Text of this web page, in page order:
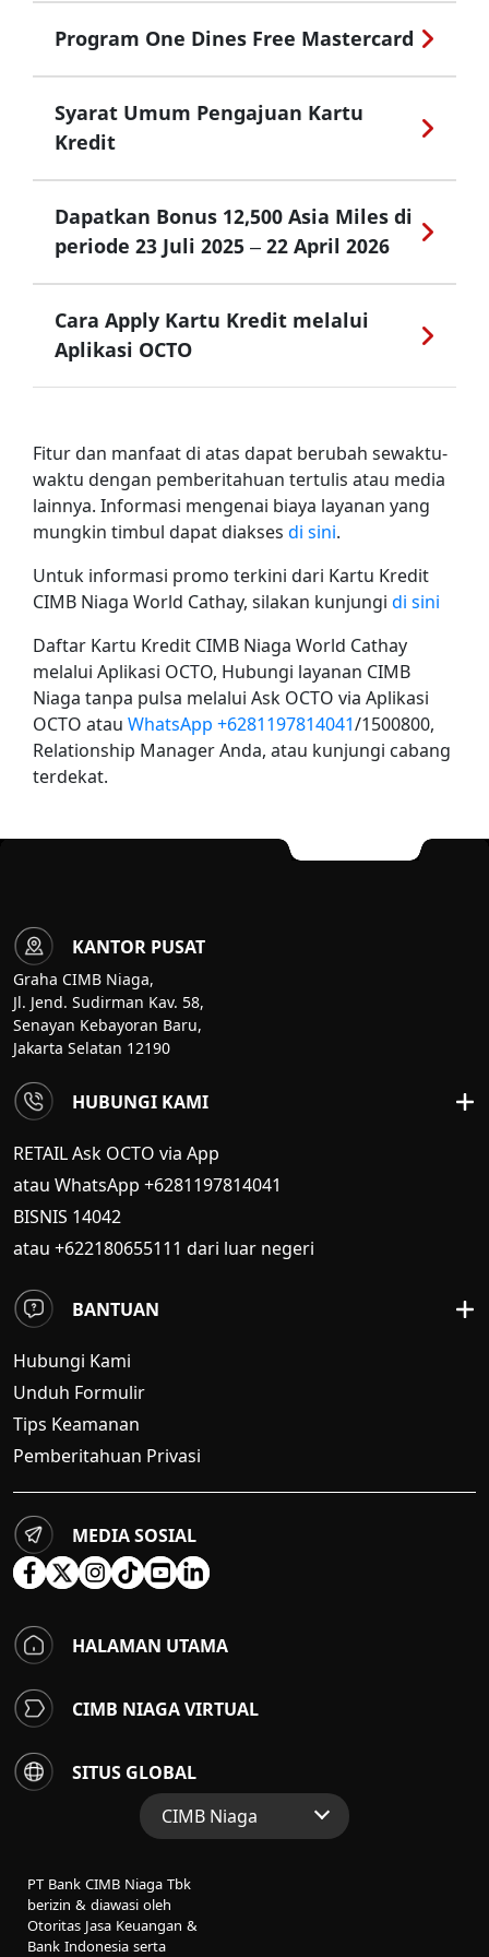
Program One Dines Free Mastercard
Syarat Umum Pengajuan Kartu
Kredit
Dapatkan Bonus 12,500 Asia Miles di
periode 23 Juli 2025 – 22 April 2026
Cara Apply Kartu Kredit melalui
Aplikasi OCTO
Fitur dan manfaat di atas dapat berubah sewaktu-
waktu dengan pemberitahuan tertulis atau media
lainnya. Informasi mengenai biaya layanan yang
mungkin timbul dapat diakses di sini.
Untuk informasi promo terkini dari Kartu Kredit
CIMB Niaga World Cathay, silakan kunjungi di sini
Daftar Kartu Kredit CIMB Niaga World Cathay
melalui Aplikasi OCTO, Hubungi layanan CIMB
Niaga tanpa pulsa melalui Ask OCTO via Aplikasi
OCTO atau WhatsApp +6281197814041/1500800,
Relationship Manager Anda, atau kunjungi cabang
terdekat.
KANTOR PUSAT
Graha CIMB Niaga,
Jl. Jend. Sudirman Kav. 58,
Senayan Kebayoran Baru,
Jakarta Selatan 12190
HUBUNGI KAMI
RETAIL Ask OCTO via App
atau WhatsApp +6281197814041
BISNIS 14042
atau +622180655111 dari luar negeri
BANTUAN
Hubungi Kami
Unduh Formulir
Tips Keamanan
Pemberitahuan Privasi
MEDIA SOSIAL
HALAMAN UTAMA
CIMB NIAGA VIRTUAL
SITUS GLOBAL
CIMB Niaga
Perbankan Konsumen
Perbankan Syariah
PT Bank CIMB Niaga Tbk
berizin & diawasi oleh
Otoritas Jasa Keuangan &
Bank Indonesia serta